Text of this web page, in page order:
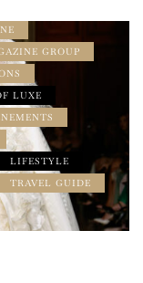
GROUP
LUXE
LIFESTYLE
TRAVEL GUIDE